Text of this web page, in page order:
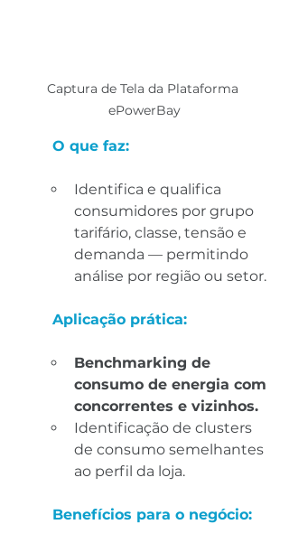
Captura de Tela da Plataforma
ePowerBay
O que faz:
Identifica e qualifica
consumidores por grupo
tarifário, classe, tensão e
demanda — permitindo
análise por região ou setor.
Aplicação prática:
Benchmarking de
consumo de energia com
concorrentes e vizinhos.
Identificação de clusters
de consumo semelhantes
ao perfil da loja.
Benefícios para o negócio: